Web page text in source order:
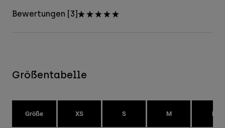
Bewertungen [3]
Größentabelle
Größe XS S M L